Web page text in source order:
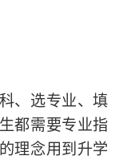
、选专业、填
都需要专业指
理念用到升学